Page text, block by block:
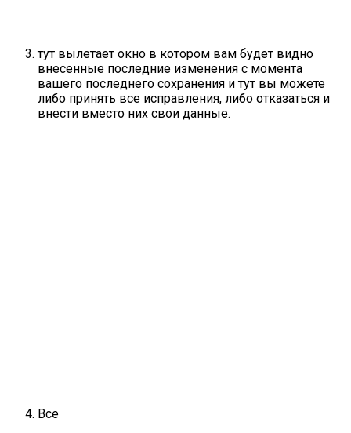
тут вылетает окно в котором вам будет видно
внесенные последние изменения с момента
вашего последнего сохранения и тут вы можете
либо принять все исправления, либо отказаться и
внести вместо них свои данные.
Все